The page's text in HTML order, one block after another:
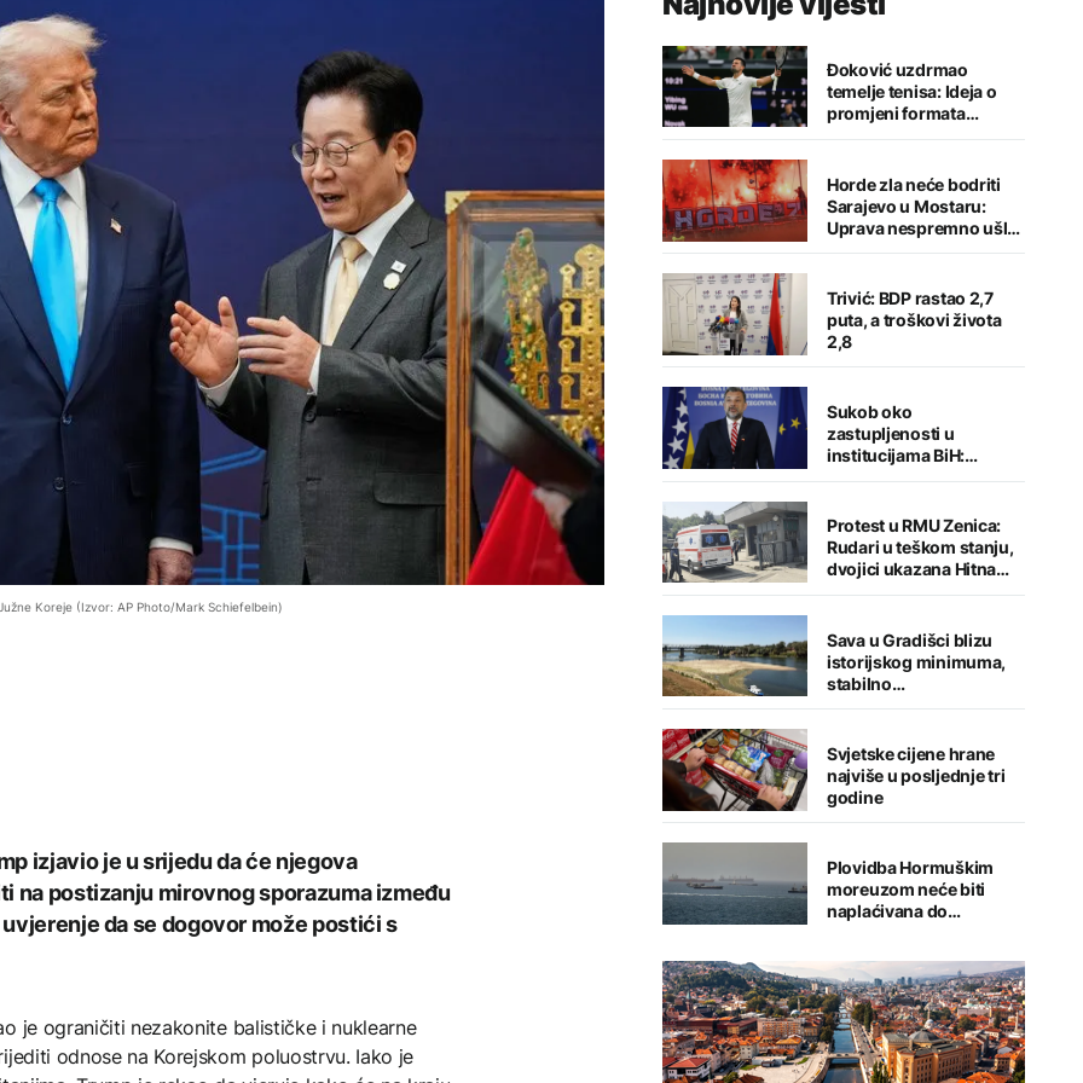
Koreje (Izvor: AP Photo/Mark Schiefelbein)
izjavio je u srijedu da će njegova
na postizanju mirovnog sporazuma između
da se dogovor može postići s
je ograničiti nezakonite balističke i nuklearne
odnose na Korejskom poluostrvu. Iako je
Đoković uzdrmao
temelje tenisa: Ideja o
promjeni formata
izazvala buru reakcija
Horde zla neće bodriti
Sarajevo u Mostaru:
Uprava nespremno ušla
u sezonu
Trivić: BDP rastao 2,7
puta, a troškovi života
2,8
Sukob oko
zastupljenosti u
institucijama BiH:
Konaković otvorio
odgovore
Protest u RMU Zenica:
Rudari u teškom stanju,
dvojici ukazana Hitna
medicinska pomoć
Sava u Gradišci blizu
istorijskog minimuma,
stabilno
vodosnabdijevanje
Svjetske cijene hrane
najviše u posljednje tri
godine
Plovidba Hormuškim
moreuzom neće biti
naplaćivana do